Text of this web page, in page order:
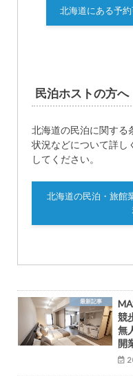
北海道にある予
民泊ホストの方へ
北海道の民泊に関する
状況などについて詳し
してください。
北海道の民泊・旅館
最新記事
競
無
開